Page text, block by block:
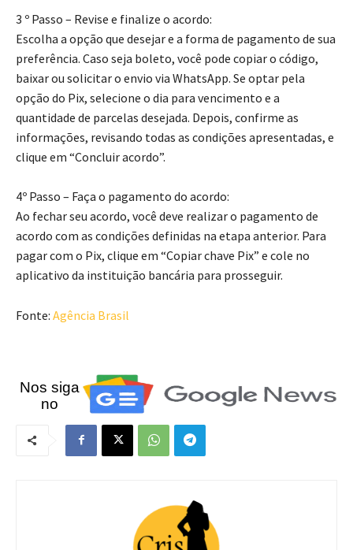
3 º Passo – Revise e finalize o acordo:
Escolha a opção que desejar e a forma de pagamento de sua
preferência. Caso seja boleto, você pode copiar o código,
baixar ou solicitar o envio via WhatsApp. Se optar pela
opção do Pix, selecione o dia para vencimento e a
quantidade de parcelas desejada. Depois, confirme as
informações, revisando todas as condições apresentadas, e
clique em “Concluir acordo”.
4º Passo – Faça o pagamento do acordo:
Ao fechar seu acordo, você deve realizar o pagamento de
acordo com as condições definidas na etapa anterior. Para
pagar com o Pix, clique em “Copiar chave Pix” e cole no
aplicativo da instituição bancária para prosseguir.
Fonte: Agência Brasil
Nos siga
no